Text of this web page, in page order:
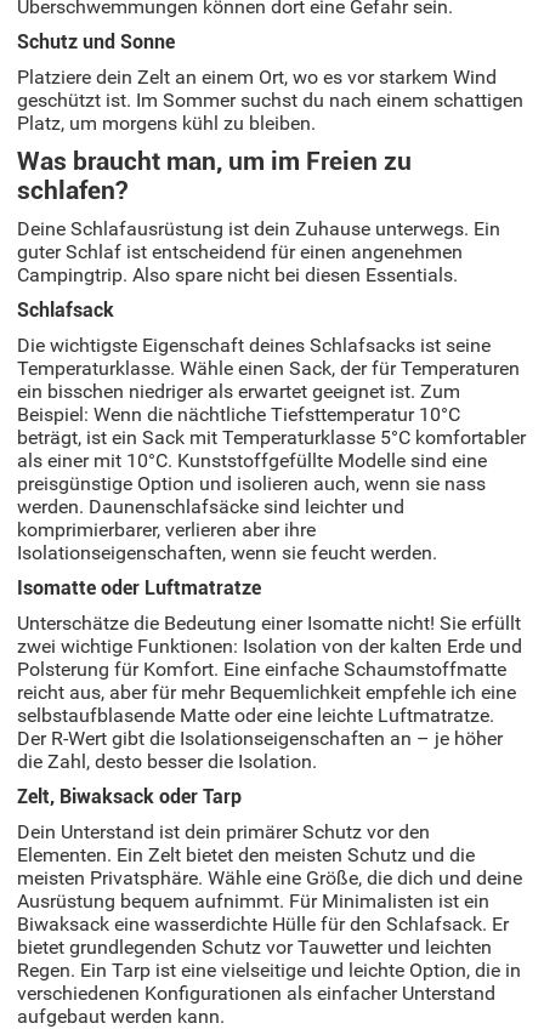
Überschwemmungen können dort eine Gefahr sein.
Schutz und Sonne
Platziere dein Zelt an einem Ort, wo es vor starkem Wind
geschützt ist. Im Sommer suchst du nach einem schattigen
Platz, um morgens kühl zu bleiben.
Was braucht man, um im Freien zu
schlafen?
Deine Schlafausrüstung ist dein Zuhause unterwegs. Ein
guter Schlaf ist entscheidend für einen angenehmen
Campingtrip. Also spare nicht bei diesen Essentials.
Schlafsack
Die wichtigste Eigenschaft deines Schlafsacks ist seine
Temperaturklasse. Wähle einen Sack, der für Temperaturen
ein bisschen niedriger als erwartet geeignet ist. Zum
Beispiel: Wenn die nächtliche Tiefsttemperatur 10°C
beträgt, ist ein Sack mit Temperaturklasse 5°C komfortabler
als einer mit 10°C. Kunststoffgefüllte Modelle sind eine
preisgünstige Option und isolieren auch, wenn sie nass
werden. Daunenschlafsäcke sind leichter und
komprimierbarer, verlieren aber ihre
Isolationseigenschaften, wenn sie feucht werden.
Isomatte oder Luftmatratze
Unterschätze die Bedeutung einer Isomatte nicht! Sie erfüllt
zwei wichtige Funktionen: Isolation von der kalten Erde und
Polsterung für Komfort. Eine einfache Schaumstoffmatte
reicht aus, aber für mehr Bequemlichkeit empfehle ich eine
selbstaufblasende Matte oder eine leichte Luftmatratze.
Der R-Wert gibt die Isolationseigenschaften an – je höher
die Zahl, desto besser die Isolation.
Zelt, Biwaksack oder Tarp
Dein Unterstand ist dein primärer Schutz vor den
Elementen. Ein Zelt bietet den meisten Schutz und die
meisten Privatsphäre. Wähle eine Größe, die dich und deine
Ausrüstung bequem aufnimmt. Für Minimalisten ist ein
Biwaksack eine wasserdichte Hülle für den Schlafsack. Er
bietet grundlegenden Schutz vor Tauwetter und leichten
Regen. Ein Tarp ist eine vielseitige und leichte Option, die in
verschiedenen Konfigurationen als einfacher Unterstand
aufgebaut werden kann.